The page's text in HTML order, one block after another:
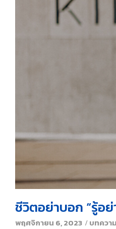
ชีวิตอย่าบอก “รู้อ
พฤศจิกายน 6, 2023 /บทความ